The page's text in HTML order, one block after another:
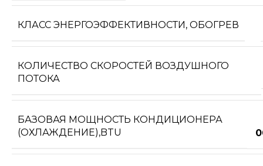
КЛАСС ЭНЕРГОЭФФЕКТИВНОСТИ, ОБОГРЕВ
КОЛИЧЕСТВО СКОРОСТЕЙ ВОЗДУШНОГО
ПОТОКА
БАЗОВАЯ МОЩНОСТЬ КОНДИЦИОНЕРА
(ОХЛАЖДЕНИЕ),BTU